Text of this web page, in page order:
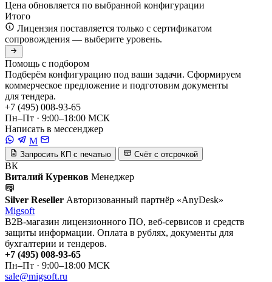
Цена обновляется по выбранной конфигурации
Итого
Лицензия поставляется только с сертификатом
сопровождения — выберите уровень.
Помощь с подбором
Подберём конфигурацию под ваши задачи. Сформируем
коммерческое предложение и подготовим документы
для тендера.
+7 (495) 008-93-65
Пн–Пт · 9:00–18:00 МСК
Написать в мессенджер
M
Запросить КП с печатью Счёт с отсрочкой
ВК
Виталий Куренков Менеджер
Silver Reseller Авторизованный партнёр «AnyDesk»
Migsoft
B2B-магазин лицензионного ПО, веб-сервисов и средств
защиты информации. Оплата в рублях, документы для
бухгалтерии и тендеров.
+7 (495) 008-93-65
Пн–Пт · 9:00–18:00 МСК
sale@migsoft.ru